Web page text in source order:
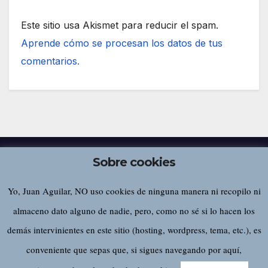
Este sitio usa Akismet para reducir el spam.
Aprende cómo se procesan los datos de tus
comentarios.
Juan Aguilar
Funciona gracias a WordPress|Tema:Newsupde Themeansar
Sobre cookies
Yo, Juan Aguilar, NO uso cookies de ninguna manera ni recopilo ni
almaceno dato alguno de nadie, pero, como no sé si lo hacen los
demás intervinientes en este sitio (hosting, wordpress, tema, etc.), es
conveniente que sepas que, si sigues navegando por aquí,